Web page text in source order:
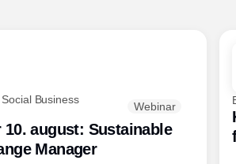
Business
Webinar
august: Sustainable
Manager